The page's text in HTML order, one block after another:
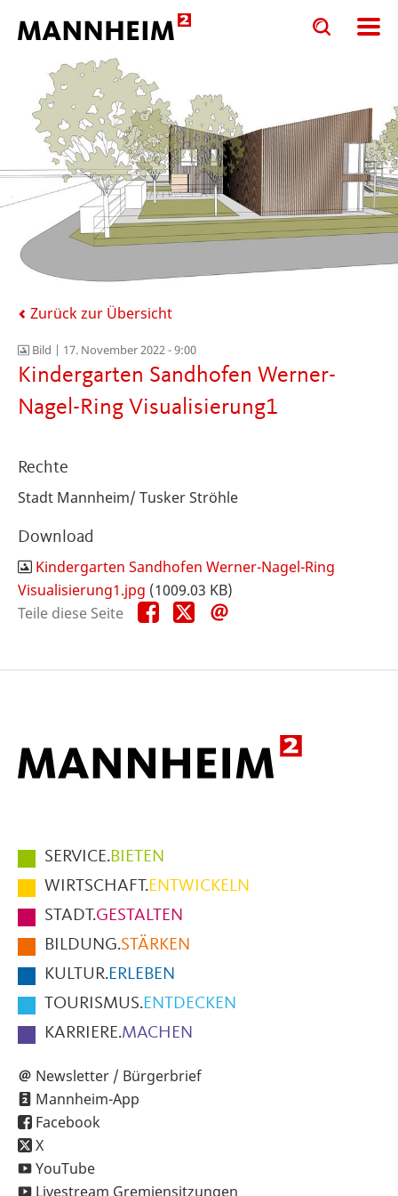
Toggle
search
Toggle
search
Zurück zur Übersicht
Bild | 17. November 2022 - 9:00
Kindergarten Sandhofen Werner-
Nagel-Ring Visualisierung1
Rechte
Stadt Mannheim/ Tusker Ströhle
Download
Kindergarten Sandhofen Werner-Nagel-Ring
Visualisierung1.jpg (1009.03 KB)
Teile diese Seite
Teile
diese
Teile
diese
Hauptmenüpunkte
im
Fußbereich
der
Seite
SERVICE.BIETEN
WIRTSCHAFT.ENTWICKELN
STADT.GESTALTEN
BILDUNG.STÄRKEN
KULTUR.ERLEBEN
TOURISMUS.ENTDECKEN
KARRIERE.MACHEN
Newsletter / Bürgerbrief
Mannheim-App
Facebook
X
YouTube
Livestream Gremiensitzungen